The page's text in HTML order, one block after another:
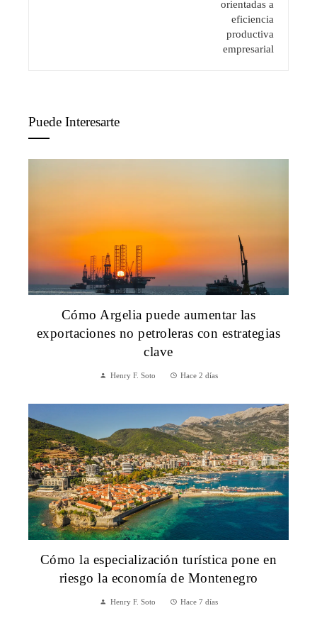
Puede Interesarte
Cómo Argelia puede aumentar las
exportaciones no petroleras con estrategias
clave
Henry F. Soto Hace 2 días
Cómo la especialización turística pone en
riesgo la economía de Montenegro
Henry F. Soto Hace 7 días